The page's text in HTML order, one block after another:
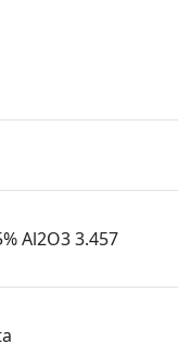
Al2O3 3.457